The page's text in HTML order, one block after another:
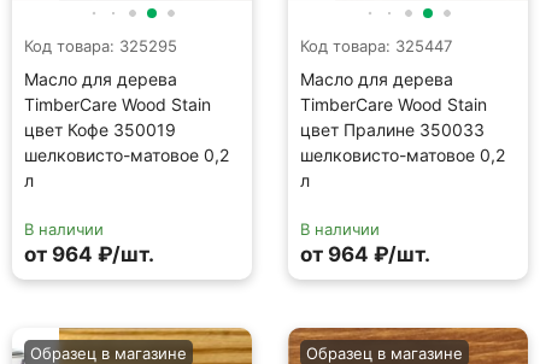
Код товара: 325295
Масло для дерева
TimberCare Wood Stain
цвет Кофе 350019
шелковисто-матовое 0,2
л
В наличии
от 964 ₽/шт.
Код товара: 325447
Масло для дерева
TimberCare Wood Stain
цвет Пралине 350033
шелковисто-матовое 0,2
л
В наличии
от 964 ₽/шт.
Образец в магазине Образец в магазине